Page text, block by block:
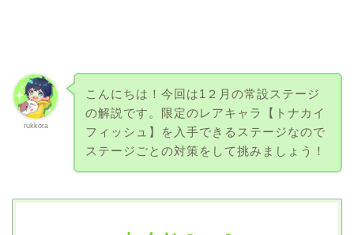
rukkora
こんにちは！今回は1２月の常設ステージ
の解説です。限定のレアキャラ【トナカイ
フィッシュ】を入手できるステージなので
ステージごとの対策をして挑みましょう！